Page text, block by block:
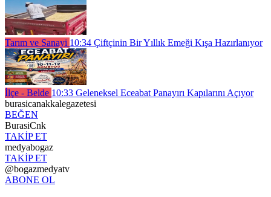
Tarım ve Sanayi 10:34 Çiftçinin Bir Yıllık Emeği Kışa Hazırlanıyor
İlçe - Belde 10:33 Geleneksel Eceabat Panayırı Kapılarını Açıyor
burasicanakkalegazetesi
BEĞEN
BurasiCnk
TAKİP ET
medyabogaz
TAKİP ET
@bogazmedyatv
ABONE OL